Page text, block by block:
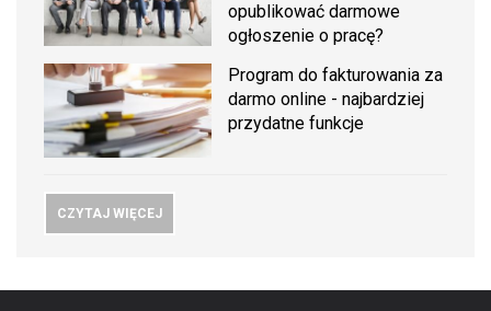
opublikować darmowe
ogłoszenie o pracę?
Program do fakturowania za
darmo online - najbardziej
przydatne funkcje
CZYTAJ WIĘCEJ